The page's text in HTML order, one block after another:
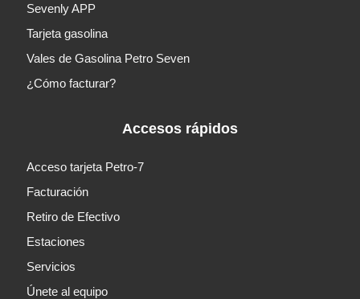
Sevenly APP
Tarjeta gasolina
Vales de Gasolina Petro Seven
¿Cómo facturar?
Accesos rápidos
Acceso tarjeta Petro-7
Facturación
Retiro de Efectivo
Estaciones
Servicios
Únete al equipo